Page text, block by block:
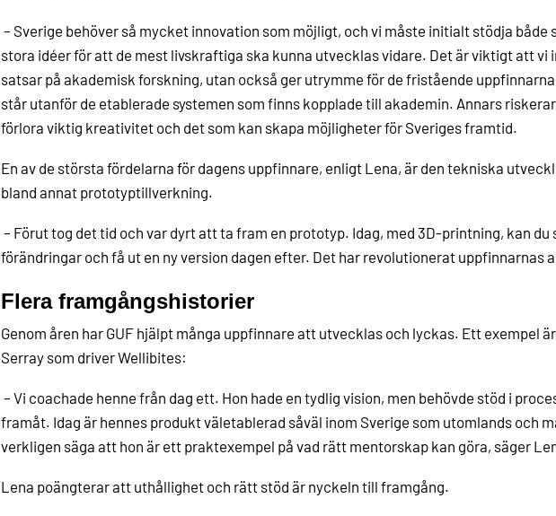
– Sverige behöver så mycket innovation som möjligt, och vi måste initialt stödja både
stora idéer för att de mest livskraftiga ska kunna utvecklas vidare. Det är viktigt att vi
satsar på akademisk forskning, utan också ger utrymme för de fristående
står utanför de etablerade systemen som finns kopplade till akademin. Annars
förlora viktig kreativitet och det som kan skapa möjligheter för Sveriges framtid.
En av de största fördelarna för dagens uppfinnare, enligt Lena, är den tekniska
bland annat prototyptillverkning.
– Förut tog det tid och var dyrt att ta fram en prototyp. Idag, med 3D-printning, kan du
förändringar och få ut en ny version dagen efter. Det har revolutionerat uppfinnarnas
Flera framgångshistorier
Genom åren har GUF hjälpt många uppfinnare att utvecklas och lyckas. Ett exempel
Serray som driver Wellibites:
– Vi coachade henne från dag ett. Hon hade en tydlig vision, men behövde stöd i
framåt. Idag är hennes produkt väletablerad såväl inom Sverige som utomlands och
verkligen säga att hon är ett praktexempel på vad rätt mentorskap kan göra, säger
Lena poängterar att uthållighet och rätt stöd är nyckeln till framgång.